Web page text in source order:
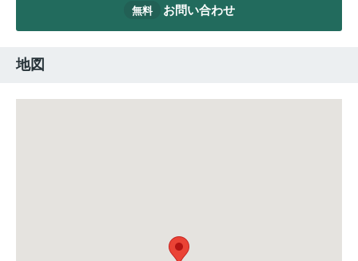
無料 お問い合わせ
地図